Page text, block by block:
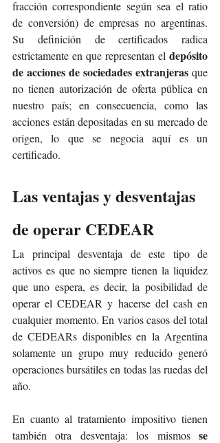
fracción correspondiente según sea el ratio
de conversión) de empresas no argentinas.
Su definición de certificados radica
estrictamente en que representan el depósito
de acciones de sociedades extranjeras que
no tienen autorización de oferta pública en
nuestro país; en consecuencia, como las
acciones están depositadas en su mercado de
origen, lo que se negocia aquí es un
certificado.
Las ventajas y desventajas
de operar CEDEAR
La principal desventaja de este tipo de
activos es que no siempre tienen la liquidez
que uno espera, es decir, la posibilidad de
operar el CEDEAR y hacerse del cash en
cualquier momento. En varios casos del total
de CEDEARs disponibles en la Argentina
solamente un grupo muy reducido generó
operaciones bursátiles en todas las ruedas del
año.
En cuanto al tratamiento impositivo tienen
también otra desventaja: los mismos se